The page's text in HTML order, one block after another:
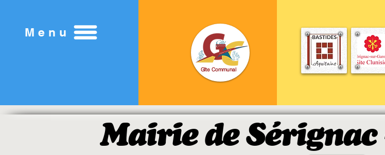
Menu
Gîte Communal
​Mairie de Sérignac